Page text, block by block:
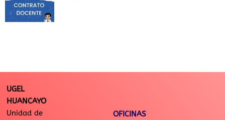
UGEL
HUANCAYO
Unidad de
OFICINAS